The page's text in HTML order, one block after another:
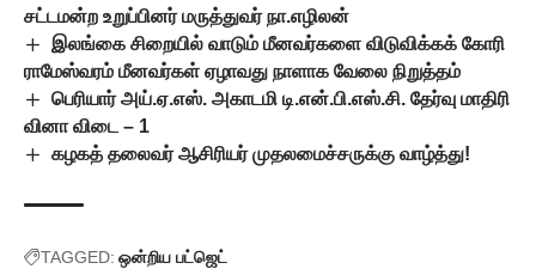
சட்டமன்ற உறுப்பினர் மருத்துவர் நா.எழிலன்
இலங்கை சிறையில் வாடும் மீனவர்களை விடுவிக்கக் கோரி
ராமேஸ்வரம் மீனவர்கள் ஏழாவது நாளாக வேலை நிறுத்தம்
பெரியார் அய்.ஏ.எஸ். அகாடமி டி.என்.பி.எஸ்.சி. தேர்வு மாதிரி
வினா விடை – 1
கழகத் தலைவர் ஆசிரியர் முதலமைச்சருக்கு வாழ்த்து!
TAGGED: ஒன்றிய பட்ஜெட்